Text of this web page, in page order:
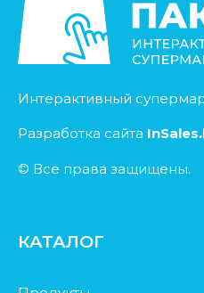
Интерактивный
Разработка сайта
© Все права защищены.
КАТАЛОГ